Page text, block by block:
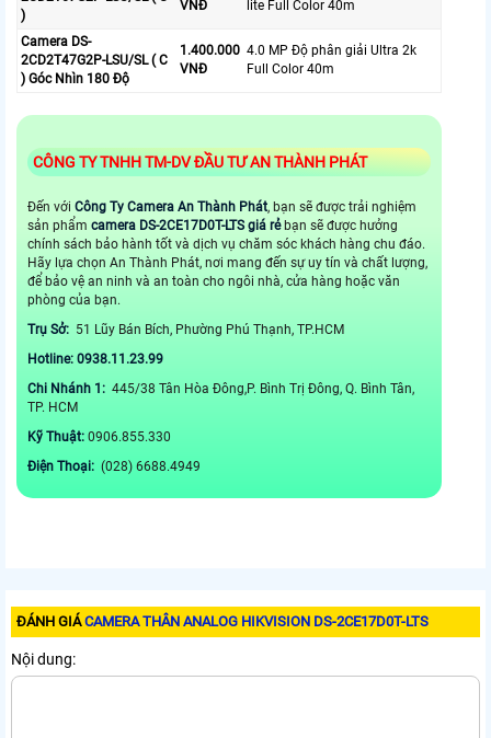
)
VNĐ
lite Full Color 40m
Camera DS-
2CD2T47G2P-LSU/SL ( C
) Góc Nhìn 180 Độ
1.400.000
VNĐ
4.0 MP Độ phân giải Ultra 2k
Full Color 40m
CÔNG TY TNHH TM-DV ĐẦU TƯ AN THÀNH PHÁT
Đến với Công Ty Camera An Thành Phát, bạn sẽ được trải nghiệm
sản phẩm camera DS-2CE17D0T-LTS giá rẻbạn sẽ được hưởng
chính sách bảo hành tốt và dịch vụ chăm sóc khách hàng chu đáo.
Hãy lựa chọn An Thành Phát, nơi mang đến sự uy tín và chất lượng,
để bảo vệ an ninh và an toàn cho ngôi nhà, cửa hàng hoặc văn
phòng của bạn.
Trụ Sở: 51 Lũy Bán Bích, Phường Phú Thạnh, TP.HCM
Hotline: 0938.11.23.99
Chi Nhánh 1: 445/38 Tân Hòa Đông,P. Bình Trị Đông, Q. Bình Tân,
TP. HCM
Kỹ Thuật: 0906.855.330
Điện Thoại: (028) 6688.4949
ĐÁNH GIÁCAMERA THÂN ANALOG HIKVISION DS-2CE17D0T-LTS
Nội dung: